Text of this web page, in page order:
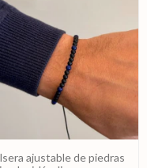
ajustable de piedras